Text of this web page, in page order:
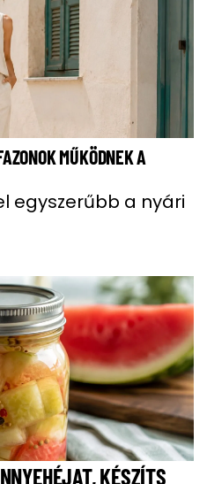
MŰKÖDNEK A
egyszerűbb a nyári
KÉSZÍTS